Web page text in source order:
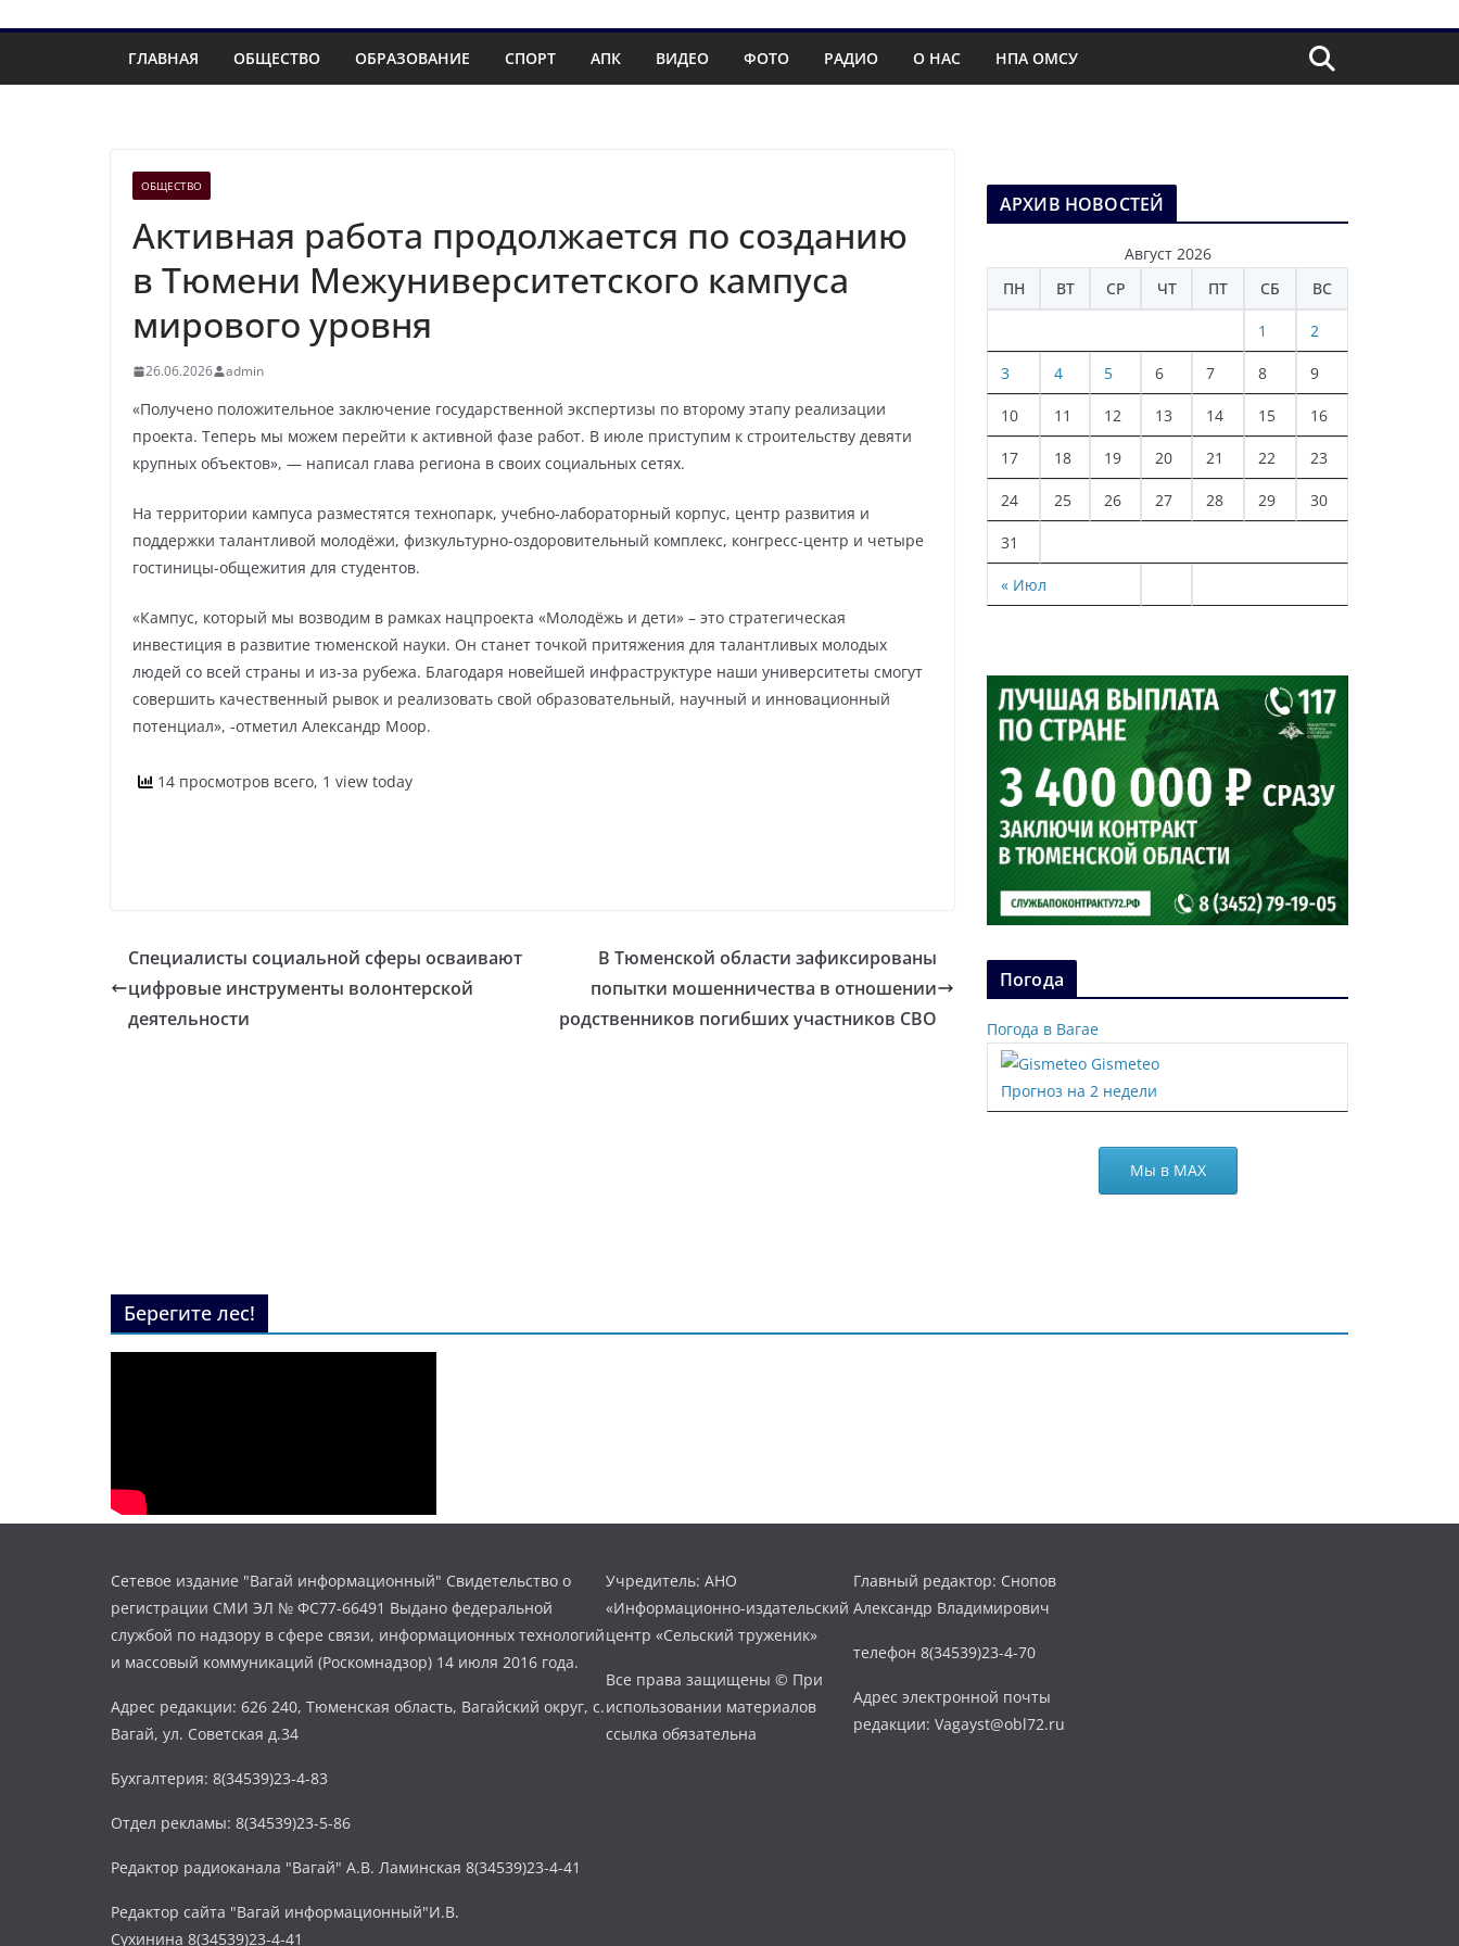
ГЛАВНАЯ ОБЩЕСТВО ОБРАЗОВАНИЕ СПОРТ АПК ВИДЕО ФОТО РАДИО О НАС НПА ОМСУ
ОБЩЕСТВО
Активная работа продолжается по созданию
в Тюмени Межуниверситетского кампуса
мирового уровня
26.06.2026 admin
«Получено положительное заключение государственной экспертизы по второму этапу реализации
проекта. Теперь мы можем перейти к активной фазе работ. В июле приступим к строительству девяти
крупных объектов», — написал глава региона в своих социальных сетях.
На территории кампуса разместятся технопарк, учебно-лабораторный корпус, центр развития и
поддержки талантливой молодёжи, физкультурно-оздоровительный комплекс, конгресс-центр и четыре
гостиницы-общежития для студентов.
«Кампус, который мы возводим в рамках нацпроекта «Молодёжь и дети» – это стратегическая
инвестиция в развитие тюменской науки. Он станет точкой притяжения для талантливых молодых
людей со всей страны и из-за рубежа. Благодаря новейшей инфраструктуре наши университеты смогут
совершить качественный рывок и реализовать свой образовательный, научный и инновационный
потенциал», -отметил Александр Моор.
14 просмотров всего, 1 view today
Специалисты социальной сферы осваивают
цифровые инструменты волонтерской
деятельности
В Тюменской области зафиксированы
попытки мошенничества в отношении
родственников погибших участников СВО
АРХИВ НОВОСТЕЙ
Август 2026
ПН
ВТ СР ЧТ ПТ СБ ВС
« Июл
1 2
3 4 5 6 7 8 9
10 11 12 13 14 15 16
17 18 19 20 21 22 23
24 25 26 27 28 29 30
31
Погода
Погода в Вагае
Gismeteo
Прогноз на 2 недели
Мы в МАХ
Берегите лес!
Сетевое издание "Вагай информационный" Свидетельство о
регистрации СМИ ЭЛ № ФС77-66491 Выдано федеральной
службой по надзору в сфере связи, информационных технологий
и массовый коммуникаций (Роскомнадзор) 14 июля 2016 года.
Адрес редакции: 626 240, Тюменская область, Вагайский округ, с.
Вагай, ул. Советская д.34
Бухгалтерия: 8(34539)23-4-83
Отдел рекламы: 8(34539)23-5-86
Редактор радиоканала "Вагай" А.В. Ламинская 8(34539)23-4-41
Редактор сайта "Вагай информационный"И.В.
Сухинина 8(34539)23-4-41
Учредитель: АНО
«Информационно-издательский
центр «Сельский труженик»
Все права защищены © При
использовании материалов
ссылка обязательна
Главный редактор: Снопов
Александр Владимирович
телефон 8(34539)23-4-70
Адрес электронной почты
редакции: Vagayst@obl72.ru